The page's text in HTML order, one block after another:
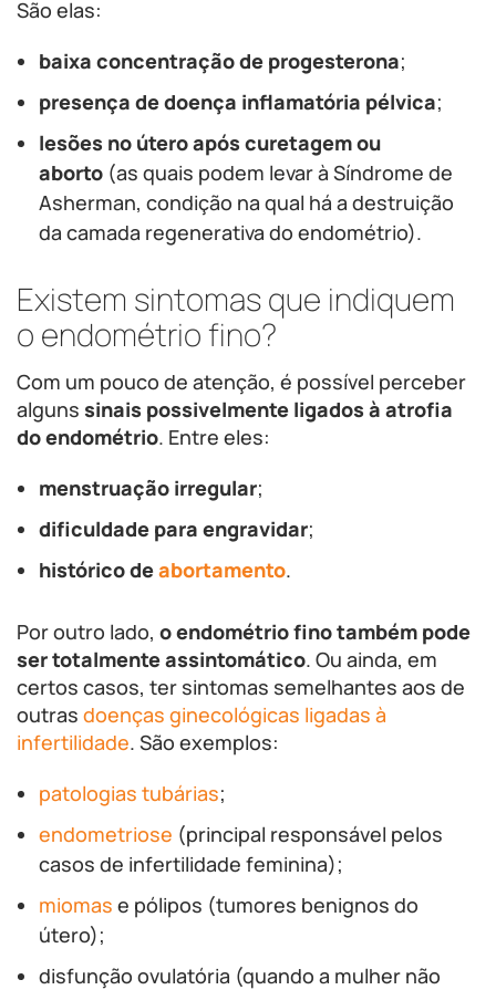
São elas:
baixa concentração de progesterona;
presença de doença inflamatória pélvica;
lesões no útero após curetagem ou
aborto (as quais podem levar à Síndrome de
Asherman, condição na qual há a destruição
da camada regenerativa do endométrio).
Existem sintomas que indiquem
o endométrio fino?
Com um pouco de atenção, é possível perceber
alguns sinais possivelmente ligados à atrofia
do endométrio. Entre eles:
menstruação irregular;
dificuldade para engravidar;
histórico deabortamento.
Por outro lado, o endométrio fino também pode
ser totalmente assintomático. Ou ainda, em
certos casos, ter sintomas semelhantes aos de
outras doenças ginecológicas ligadas à
infertilidade. São exemplos:
patologias tubárias;
endometriose (principal responsável pelos
casos de infertilidade feminina);
miomas e pólipos (tumores benignos do
útero);
disfunção ovulatória (quando a mulher não